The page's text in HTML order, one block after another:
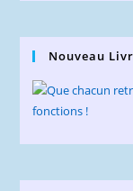
Nouveau